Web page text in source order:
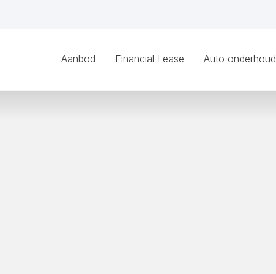
Aanbod Financial Lease Auto onderhoud